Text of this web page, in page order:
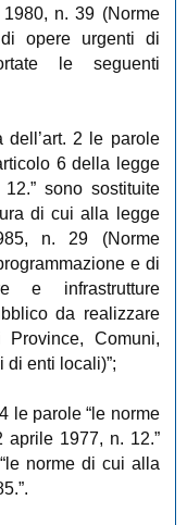
n. 39 (Norme
opere urgenti di
le seguenti
2 le parole
6 della legge
sono sostituite
di cui alla legge
n. 29 (Norme
e di
e infrastrutture
da realizzare
Comuni,
di enti locali)”;
le parole “le norme
1977, n. 12.”
norme di cui alla